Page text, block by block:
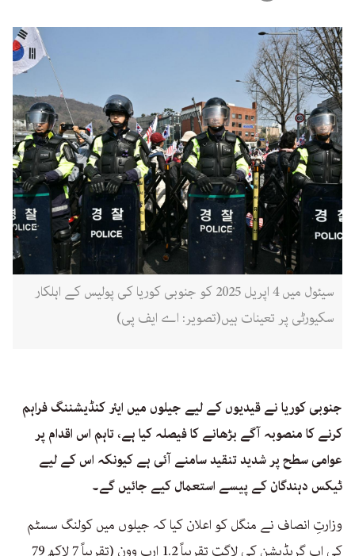
سیئول میں 4 اپریل 2025 کو جنوبی کوریا کی پولیس کے اہلکار
سکیورٹی پر تعینات ہیں(تصویر: اے ایف پی)
جنوبی کوریا نے قیدیوں کے لیے جیلوں میں ایئر کنڈیشننگ فراہم
کرنے کا منصوبہ آگے بڑھانے کا فیصلہ کیا ہے، تاہم اس اقدام پر
عوامی سطح پر شدید تنقید سامنے آئی ہے کیونکہ اس کے لیے
ٹیکس دہندگان کے پیسے استعمال کیے جائیں گے۔
وزارتِ انصاف نے منگل کو اعلان کیا کہ جیلوں میں کولنگ سسٹم
کی اپ گریڈیشن کی لاگت تقریباً 1.2 ارب وون (تقریباً 7 لاکھ 79